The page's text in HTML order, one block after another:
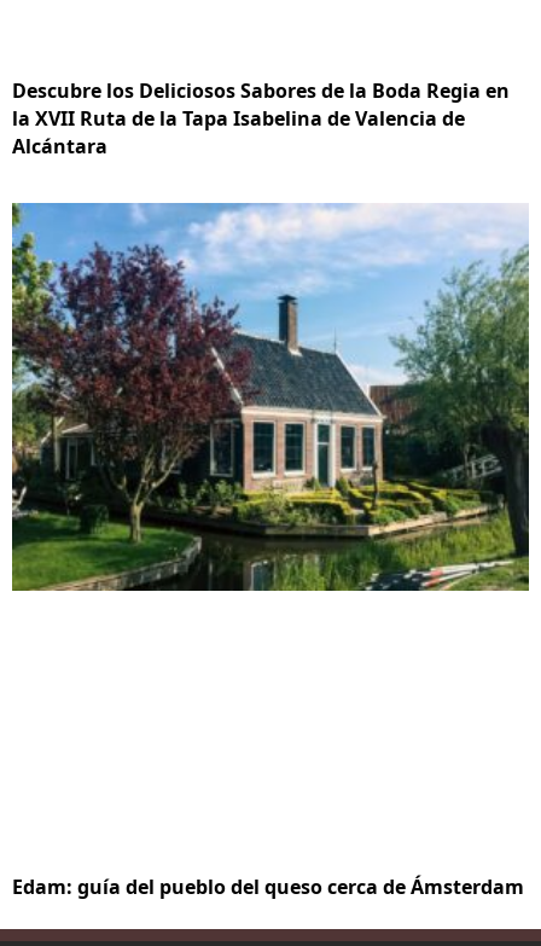
Descubre los Deliciosos Sabores de la Boda Regia en
la XVII Ruta de la Tapa Isabelina de Valencia de
Alcántara
Edam: guía del pueblo del queso cerca de Ámsterdam